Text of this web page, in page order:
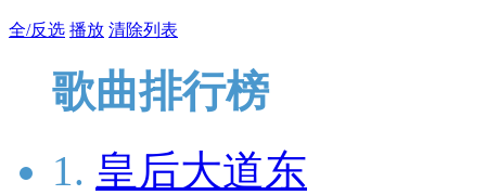
全/反选 播放 清除列表
歌曲排行榜
1. 皇后大道东